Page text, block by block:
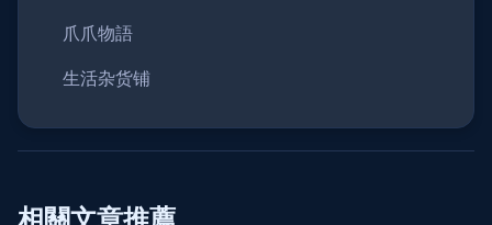
爪爪物語
生活杂货铺